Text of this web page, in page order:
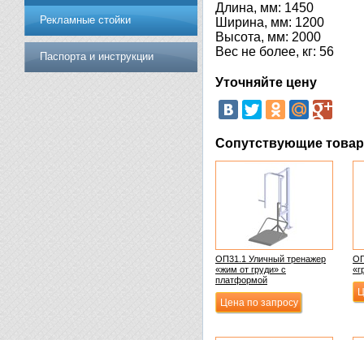
Длина, мм: 1450
Ширина, мм: 1200
Высота, мм: 2000
Вес не более, кг: 56
Уточняйте цену
Сопутствующие
ОП31.1 Уличный тренажер
«жим от груди» с
платформой
Цена по запросу
Рекламные стойки
Паспорта и инструкции